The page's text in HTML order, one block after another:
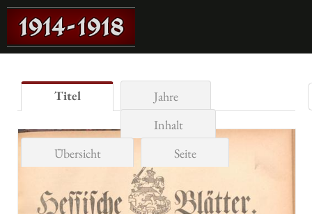
Titel
Jahre
Inhalt
Übersicht
Seite